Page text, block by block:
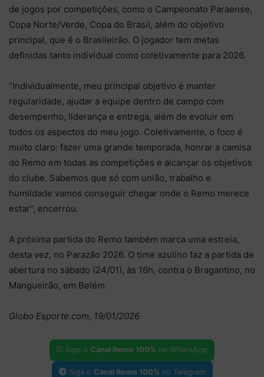
de jogos por competições, como o Campeonato Paraense,
Copa Norte/Verde, Copa do Brasil, além do objetivo
principal, que é o Brasileirão. O jogador tem metas
definidas tanto individual como coletivamente para 2026.
“Individualmente, meu principal objetivo é manter
regularidade, ajudar a equipe dentro de campo com
desempenho, liderança e entrega, além de evoluir em
todos os aspectos do meu jogo. Coletivamente, o foco é
muito claro: fazer uma grande temporada, honrar a camisa
do Remo em todas as competições e alcançar os objetivos
do clube. Sabemos que só com união, trabalho e
humildade vamos conseguir chegar onde o Remo merece
estar”, encerrou.
A próxima partida do Remo também marca uma estreia,
desta vez, no Parazão 2026. O time azulino faz a partida de
abertura no sábado (24/01), às 16h, contra o Bragantino, no
Mangueirão, em Belém.
Globo Esporte.com, 19/01/2026
Siga o Canal Remo 100% no WhatsApp
Siga o Canal Remo 100% no Telegram